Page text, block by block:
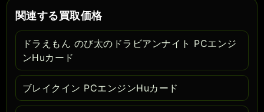
関連する買取価格
ドラえもん のび太のドラビアンナイト PCエンジ
ンHuカード
ブレイクイン PCエンジンHuカード